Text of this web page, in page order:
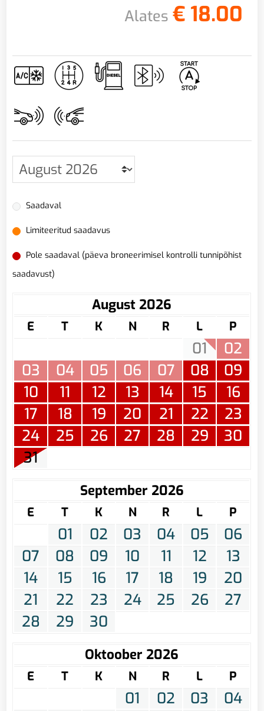
Alates € 18.00
Saadaval
Limiteeritud saadavus
Pole saadaval (päeva broneerimisel kontrolli tunnipõhist
saadavust)
August 2026
E T K N R L P
01
02
03
04 05 06 07 08
09
10
11 12 13 14 15
16
17
18 19 20 21 22
23
24
25 26 27 28 29
30
31
September 2026
E T K N R L P
01 02 03 04 05
06
07
08 09 10 11 12
13
14
15 16 17 18 19
20
21
22 23 24 25 26
27
28
29 30
Oktoober 2026
E T K N R L P
01 02 03
04